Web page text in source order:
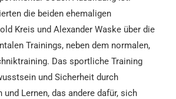
die beiden ehemaligen
Kreis und Alexander Waske über die
Trainings, neben dem normalen,
Das sportliche Training
und Sicherheit durch
und Lernen, das andere dafür, sich